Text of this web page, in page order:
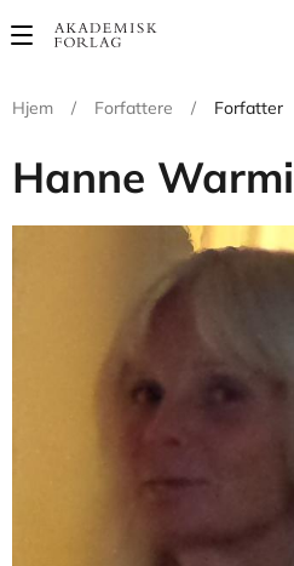
Main
Hjem
/ Forfattere / Forfatter
Hanne